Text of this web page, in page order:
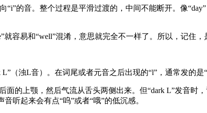
的音。整个过程是平滑过渡的，中间不能断开。像“day”
容易和“well”混淆，意思就完全不一样了。所以，记住，是
（浊L音）。在词尾或者元音之后出现的“l”，通常发的是
面的上颚，然后气流从舌头两侧出来。但“dark L”发音时
听起来会有点“呜”或者“哦”的低沉感。